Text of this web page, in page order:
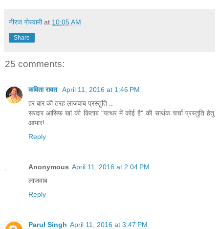
नीरज गोस्वामी at 10:05 AM
Share
25 comments:
कविता रावत April 11, 2016 at 1:46 PM
हर बार की तरह लाजवाब प्रस्तुति ..
सरदार आसिफ खां की किताब "पत्थर में कोई है" की सार्थक चर्चा प्रस्तुति हेतु
आभार!
Reply
Anonymous April 11, 2016 at 2:04 PM
लाजवाब
Reply
Parul Singh April 11, 2016 at 3:47 PM